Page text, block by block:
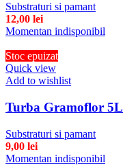
Substraturi si pamant
12,00 lei
Momentan indisponibil
Stoc epuizat
Quick view
Add to wishlist
Turba Gramoflor 5L
Substraturi si pamant
9,00 lei
Momentan indisponibil